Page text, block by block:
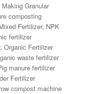
Granular
composting
Fertilizer, NPK
fertilizer
,Organic Fertilizer
waste fertilizer
manure fertilizer
Fertilizer
compost machine